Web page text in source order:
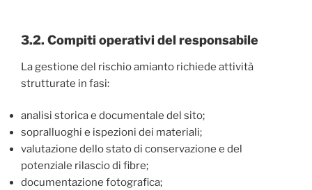
3.2. Compiti operativi del responsabile
La gestione del rischio amianto richiede attività
strutturate in fasi:
analisi storica e documentale del sito;
sopralluoghi e ispezioni dei materiali;
valutazione dello stato di conservazione e del
potenziale rilascio di fibre;
documentazione fotografica;